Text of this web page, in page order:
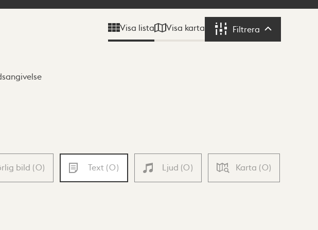
Visa lista Visa karta Filtrera Filtrera
bild (0) Text (0) Ljud (0) Karta (0)